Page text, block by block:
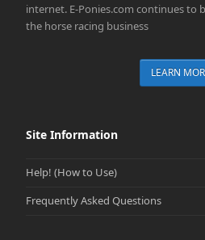
internet. E-Ponies.com continues to
the horse racing business
LEARN
Site Information
Help! (How to Use)
Frequently Asked Questions